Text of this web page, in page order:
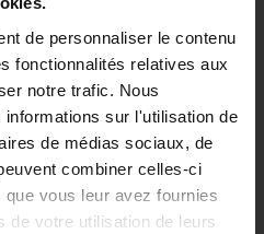
de personnaliser le contenu
fonctionnalités relatives aux
notre trafic. Nous
informations sur l'utilisation de
de médias sociaux, de
combiner celles-ci
vous leur avez fournies
de votre utilisation de leurs